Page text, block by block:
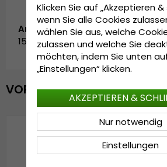
Artikelnummer:
1506.pink
VOR KURZEM ANGESEHEN
Klicken Sie auf „Akzeptieren &
wenn Sie alle Cookies
wählen Sie aus, welche
zulassen und welche Sie
möchten, indem Sie unten
„Einstellungen“ klicken.
Einstellungen
Nur notwendig
AKZEPTIEREN &